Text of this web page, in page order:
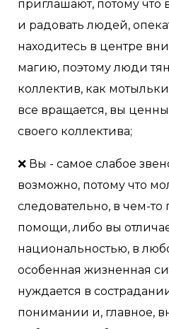
приглашают, потому что
и радовать людей,
находитесь в центре
магию, поэтому люди
коллектив, как
все вращается, вы
своего коллектива;
❌ Вы - самое слабое
возможно, потому что
следовательно, в чем-то
помощи, либо вы
национальностью, в
особенная жизненная
нуждается в
понимании и, главное,